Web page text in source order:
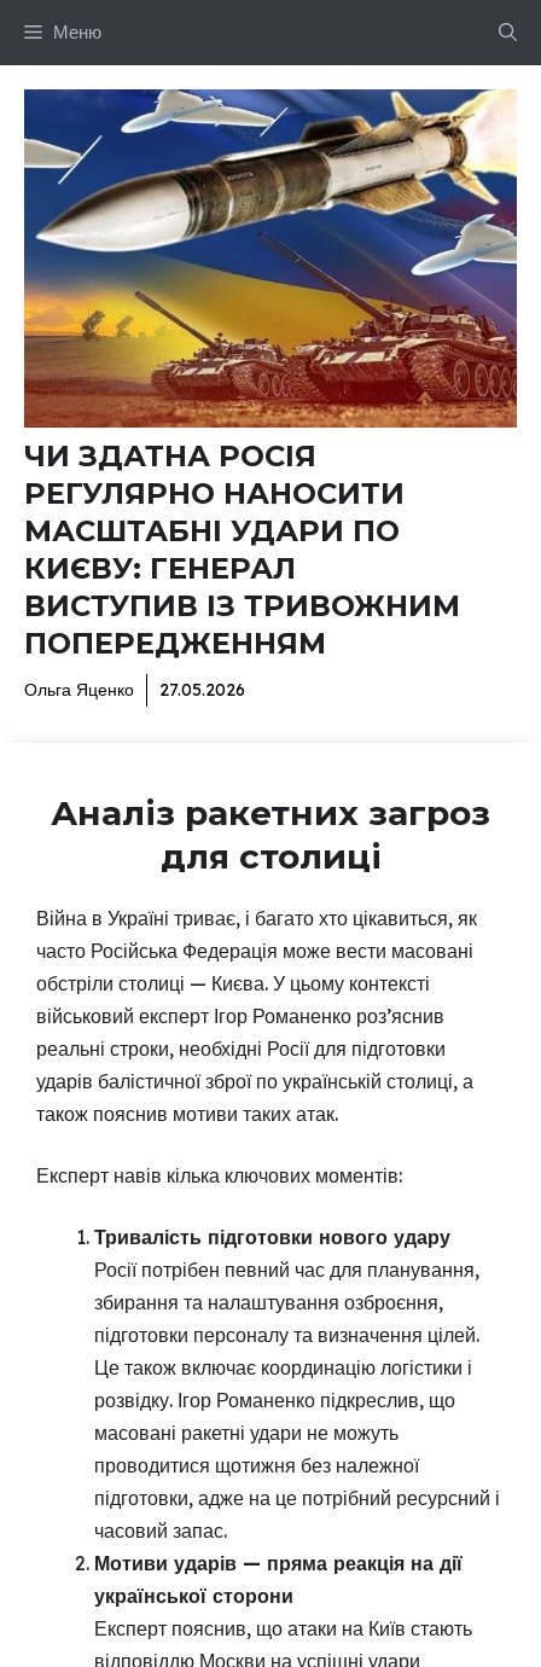
Меню
ЧИ ЗДАТНА РОСІЯ
РЕГУЛЯРНО НАНОСИТИ
МАСШТАБНІ УДАРИ ПО
КИЄВУ: ГЕНЕРАЛ
ВИСТУПИВ ІЗ ТРИВОЖНИМ
ПОПЕРЕДЖЕННЯМ
Ольга Яценко 27.05.2026
Аналіз ракетних загроз
для столиці
Війна в Україні триває, і багато хто цікавиться, як
часто Російська Федерація може вести масовані
обстріли столиці — Києва. У цьому контексті
військовий експерт Ігор Романенко роз’яснив
реальні строки, необхідні Росії для підготовки
ударів балістичної зброї по українській столиці, а
також пояснив мотиви таких атак.
Експерт навів кілька ключових моментів:
Тривалість підготовки нового удару
Росії потрібен певний час для планування,
збирання та налаштування озброєння,
підготовки персоналу та визначення цілей.
Це також включає координацію логістики і
розвідку. Ігор Романенко підкреслив, що
масовані ракетні удари не можуть
проводитися щотижня без належної
підготовки, адже на це потрібний ресурсний і
часовий запас.
Мотиви ударів — пряма реакція на дії
української сторони
Експерт пояснив, що атаки на Київ стають
відповіддю Москви на успішні удари